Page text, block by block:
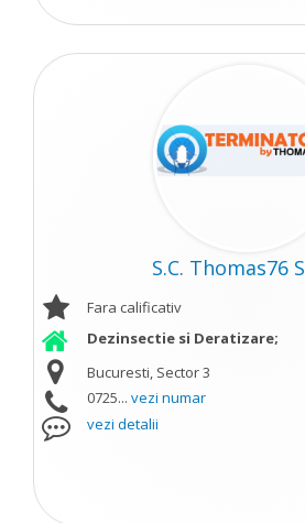
S.C. Thomas76
Fara calificativ
Dezinsectie si Deratizare;
Bucuresti, Sector 3
0725... vezi numar
vezi detalii